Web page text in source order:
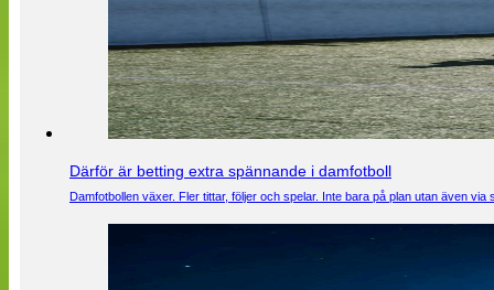
Därför är betting extra spännande i damfotboll
Damfotbollen växer. Fler tittar, följer och spelar. Inte bara på plan utan även